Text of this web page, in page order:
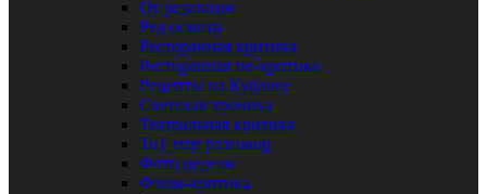
От редакции
Ред осмотр
Ресторанная критика
Ресторанная не-критика
Рецепты на Кублоге
Светская хроника
Театральная критика
ТоТ еще разговор
Фото недели
Фэшн-критика